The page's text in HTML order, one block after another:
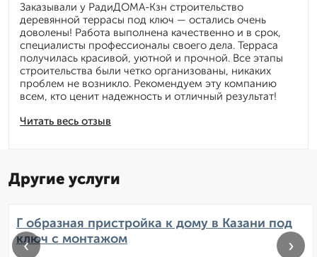
Читать весь отзыв
Заказывали у РадиДОМА-Кзн строительство
деревянной террасы под ключ — остались очень
доволены! Работа выполнена качественно и в срок,
специалисты профессионалы своего дела. Терраса
получилась красивой, уютной и прочной. Все этапы
строительства были четко организованы, никаких
проблем не возникло. Рекомендуем эту компанию
всем, кто ценит надежность и отличный результат!
Другие услуги
Г образная пристройка к дому в Казани под
ключ с монтажом
‹ ›